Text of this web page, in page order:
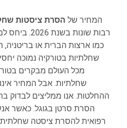
המחיר של הסרת ציסטות
רבות שונות
כמו ארצות הברית או
שחלתיות בטורקיה נמוכה
מכל העולם מבקרים
שחלתיות. אבל המחיר
ההחלטות. אנו ממליצים לבדוק
הסרת סרטן בגוגל. כאשר
רפואית להסרת ציסטה